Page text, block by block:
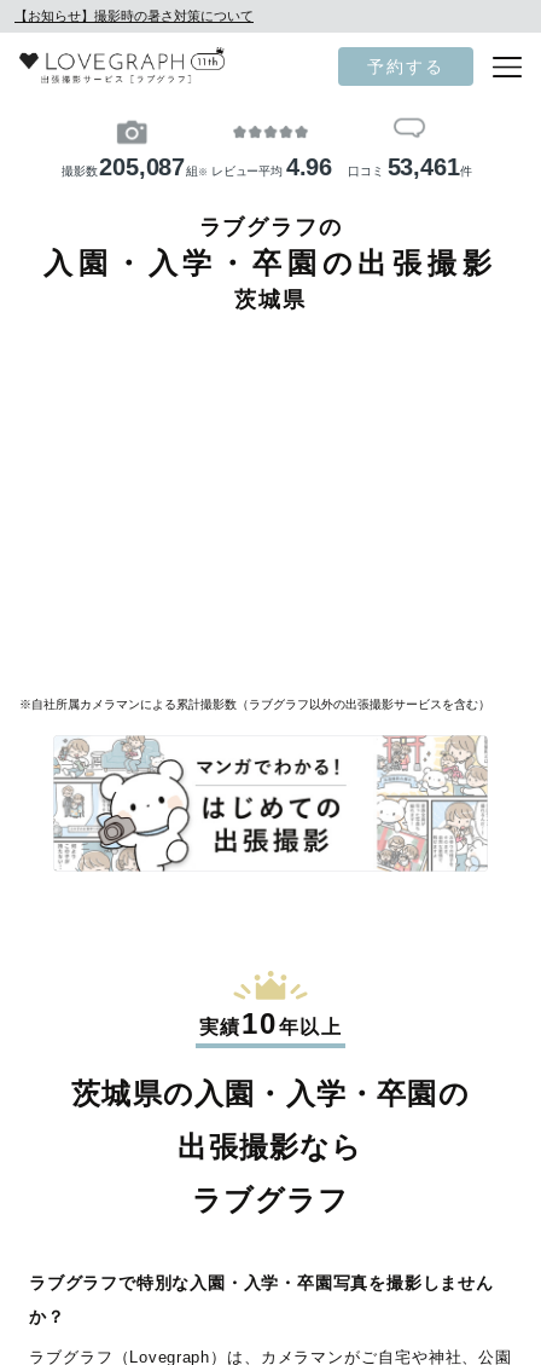
【お知らせ】撮影時の暑さ対策について
予約する
撮影数205,087組 ※ レビュー平均 4.96 口コミ 53,461件
ラブグラフの
入園・入学・卒園の出張撮影
茨城県
※自社所属カメラマンによる累計撮影数（ラブグラフ以外の出張撮影サービスを含む）
実績10年以上
茨城県の入園・入学・卒園の
出張撮影なら
ラブグラフ
ラブグラフで特別な入園・入学・卒園写真を撮影しません
か？
ラブグラフ（Lovegraph）は、カメラマンがご自宅や神社、公園